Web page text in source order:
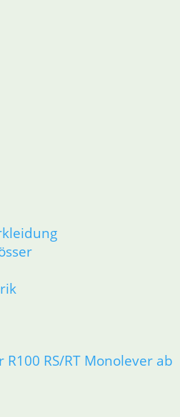
R100 RS/RT Monolever ab
3
R26 R27